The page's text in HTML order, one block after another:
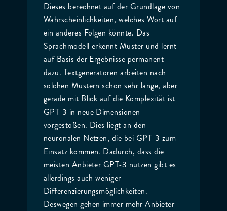
Dieses berechnet auf der Grundlage von
Wahrscheinlichkeiten, welches Wort auf
ein anderes Folgen könnte. Das
Sprachmodell erkennt Muster und lernt
auf Basis der Ergebnisse permanent
dazu. Textgeneratoren arbeiten nach
solchen Mustern schon sehr lange, aber
gerade mit Blick auf die Komplexität ist
GPT-3 in neue Dimensionen
vorgestoßen. Dies liegt an den
neuronalen Netzen, die bei GPT-3 zum
Einsatz kommen. Dadurch, dass die
meisten Anbieter GPT-3 nutzen gibt es
allerdings auch weniger
Differenzierungsmöglichkeiten.
Deswegen gehen immer mehr Anbieter